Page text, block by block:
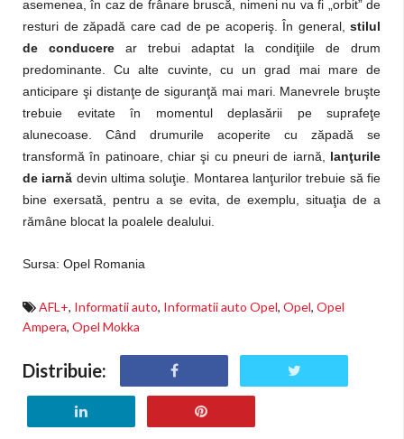
asemenea, în caz de frânare bruscă, nimeni nu va fi „orbit” de
resturi de zăpadă care cad de pe acoperiş. În general, stilul
de conducerear trebui adaptat la condiţiile de drum
predominante. Cu alte cuvinte, cu un grad mai mare de
anticipare şi distanţe de siguranţă mai mari. Manevrele bruşte
trebuie evitate în momentul deplasării pe suprafeţe
alunecoase. Când drumurile acoperite cu zăpadă se
transformă în patinoare, chiar şi cu pneuri de iarnă, lanţurile
de iarnă devin ultima soluţie. Montarea lanţurilor trebuie să fie
bine exersată, pentru a se evita, de exemplu, situaţia de a
rămâne blocat la poalele dealului.
Sursa: Opel Romania
AFL+, Informatii auto, Informatii auto Opel, Opel, Opel
Ampera, Opel Mokka
Distribuie: